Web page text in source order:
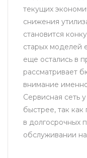
текущих
снижения
становится
старых моделей
еще остались в
рассматривает
внимание
Сервисная сеть
быстрее, так
в долгосрочных
обслуживании